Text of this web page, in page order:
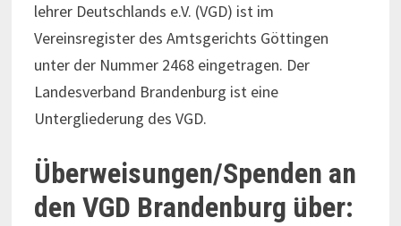
lehrer Deutschlands e.V. (VGD) ist im
Vereinsregister des Amtsgerichts Göttingen
unter der Nummer 2468 eingetragen. Der
Landesverband Brandenburg ist eine
Untergliederung des VGD.
Überweisungen/Spenden an
den VGD Brandenburg über: